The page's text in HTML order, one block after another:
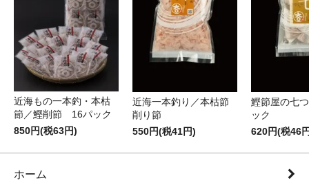
近海もの一本釣・本枯
節／鰹削節 16パック
850円(税63円)
近海一本釣り／本枯節
削り節
550円(税41円)
鰹節屋の七
ック
620円(税46
ホーム